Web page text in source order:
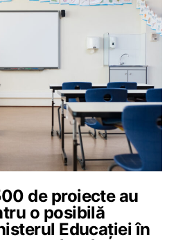
de proiecte au
o posibilă
Educației în